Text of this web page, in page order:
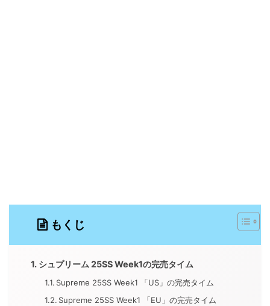
もくじ
シュプリーム 25SS Week1の完売タイム
Supreme 25SS Week1 「US」の完売タイム
Supreme 25SS Week1 「EU」の完売タイム